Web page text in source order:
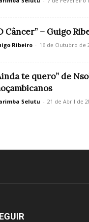
Câncer” – Guigo
Ribeiro - 16 de Outubro de
te quero” de
Selutu - 21 de Abril de